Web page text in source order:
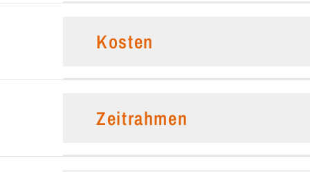
Kosten
Zeitrahmen